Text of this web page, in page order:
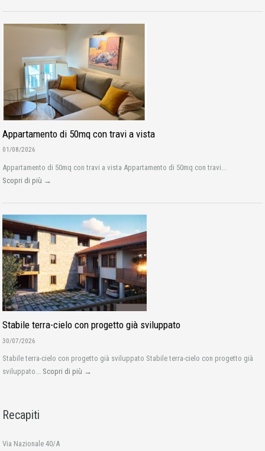
Appartamento di 50mq con travi a vista
01/08/2026
Appartamento di 50mq con travi a vista Appartamento di 50mq con travi...
Scopri di più →
Stabile terra-cielo con progetto già sviluppato
30/07/2026
Stabile terra-cielo con progetto già sviluppato Stabile terra-cielo con progetto già
sviluppato... Scopri di più →
Recapiti
Via Nazionale 40/A